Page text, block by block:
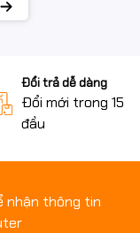
Đổi trả dễ dàng
Đổi mới trong 15
đầu
nhận thông tin